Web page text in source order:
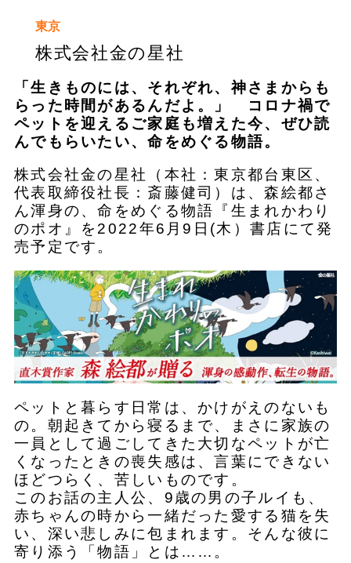
東京
株式会社金の星社
「生きものには、それぞれ、神さまからも
らった時間があるんだよ。」 コロナ禍で
ペットを迎えるご家庭も増えた今、ぜひ読
んでもらいたい、命をめぐる物語。
株式会社金の星社（本社：東京都台東区、
代表取締役社長：斎藤健司）は、森絵都さ
ん渾身の、命をめぐる物語『生まれかわり
のポオ』を2022年6月9日(木）書店にて発
売予定です。
ペットと暮らす日常は、かけがえのないも
の。朝起きてから寝るまで、まさに家族の
一員として過ごしてきた大切なペットが亡
くなったときの喪失感は、言葉にできない
ほどつらく、苦しいものです。
このお話の主人公、9歳の男の子ルイも、
赤ちゃんの時から一緒だった愛する猫を失
い、深い悲しみに包まれます。そんな彼に
寄り添う「物語」とは……。